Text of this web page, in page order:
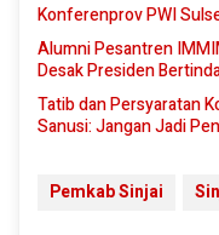
Konferenprov PWI
Alumni Pesantren
Desak Presiden
Tatib dan Persyaratan
Sanusi: Jangan Jadi
Pemkab Sinjai